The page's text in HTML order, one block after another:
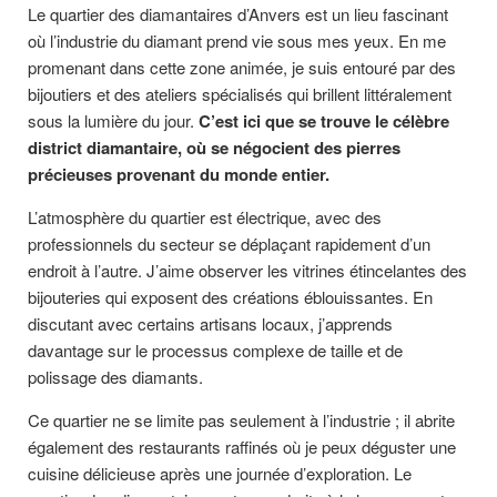
Le quartier des diamantaires d’Anvers est un lieu fascinant
où l’industrie du diamant prend vie sous mes yeux. En me
promenant dans cette zone animée, je suis entouré par des
bijoutiers et des ateliers spécialisés qui brillent littéralement
sous la lumière du jour. C’est ici que se trouve le célèbre
district diamantaire, où se négocient des pierres
précieuses provenant du monde entier.
L’atmosphère du quartier est électrique, avec des
professionnels du secteur se déplaçant rapidement d’un
endroit à l’autre. J’aime observer les vitrines étincelantes des
bijouteries qui exposent des créations éblouissantes. En
discutant avec certains artisans locaux, j’apprends
davantage sur le processus complexe de taille et de
polissage des diamants.
Ce quartier ne se limite pas seulement à l’industrie ; il abrite
également des restaurants raffinés où je peux déguster une
cuisine délicieuse après une journée d’exploration. Le